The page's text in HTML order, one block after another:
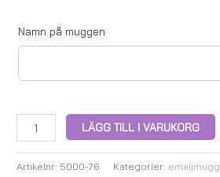
Namn på muggen
LÄGG TILL I VARUKORG
Artikelnr: 5000-76 Kategorier: emaljmugg